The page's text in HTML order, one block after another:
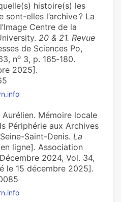
histoire(s) les
sont-elles l’archive ? La
Centre de la
20 & 21. Revue
de Sciences Po,
no 3, p. 165‑180.
2025].
Aurélien. Mémoire locale
Périphérie aux Archives
Saint-Denis. La
ligne]. Association
2024, Vol. 34,
le 15 décembre 2025].